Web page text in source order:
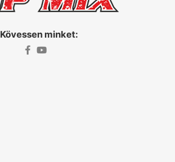
Kövessen minket: